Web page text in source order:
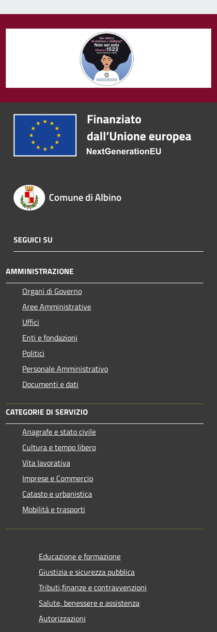
Comune di Albino
SEGUICI SU
AMMINISTRAZIONE
Organi di Governo
Aree Amministrative
Uffici
Enti e fondazioni
Politici
Personale Amministrativo
Documenti e dati
CATEGORIE DI SERVIZIO
Anagrafe e stato civile
Cultura e tempo libero
Vita lavorativa
Imprese e Commercio
Catasto e urbanistica
Mobilità e trasporti
Educazione e formazione
Giustizia e sicurezza pubblica
Tributi,finanze e contravvenzioni
Salute, benessere e assistenza
Autorizzazioni